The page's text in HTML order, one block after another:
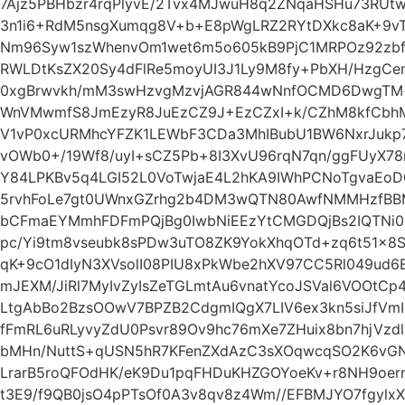
RWLDtKsZX20Sy4dFlRe5moyUI3J1Ly9M8fy+PbXH/
0xgBrwvkh/
WnVMwmfS8JmEzyR8JuEzCZ9J+EzCZxI+k/
vOWb0+/19Wf8/uyI+sCZ5Pb+8I3XvU96rqN7qn/
pc/
mJEXM/
bMHn/
LrarB5roQFOdHK/
t3E9/f9QB0jsO4pPTsOf0A3v8qv8z4Wm//